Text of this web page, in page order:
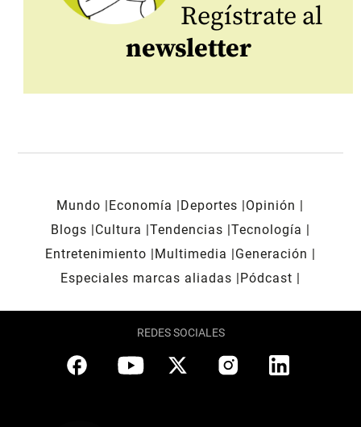
Regístrate al
newsletter
Mundo Economía Deportes
Opinión
Blogs
Cultura Tendencias Tecnología
Entretenimiento
Multimedia
Generación
Especiales marcas aliadas
Pódcast
REDES SOCIALES